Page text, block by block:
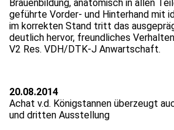
Brauenbildung, anatomisch in allen
geführte Vorder- und Hinterhand mit
im korrekten Stand tritt das
deutlich hervor, freundliches
V2 Res. VDH/DTK-J Anwartschaft.
20.08.2014
Achat v.d. Königstannen überzeugt
und dritten Ausstellung